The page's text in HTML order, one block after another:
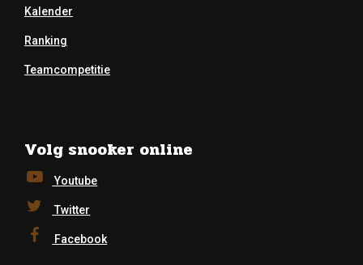
Kalender
Ranking
Teamcompetitie
Volg snooker online
Youtube
Twitter
Facebook